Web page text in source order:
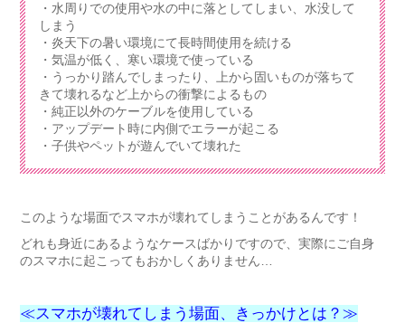
・水周りでの使用や水の中に落としてしまい、水没して
しまう
・炎天下の暑い環境にて長時間使用を続ける
・気温が低く、寒い環境で使っている
・うっかり踏んでしまったり、上から固いものが落ちて
きて壊れるなど上からの衝撃によるもの
・純正以外のケーブルを使用している
・アップデート時に内側でエラーが起こる
・子供やペットが遊んでいて壊れた
このような場面でスマホが壊れてしまうことがあるんです！
どれも身近にあるようなケースばかりですので、実際にご自身
のスマホに起こってもおかしくありません…
≪スマホが壊れてしまう場面、きっかけとは？≫